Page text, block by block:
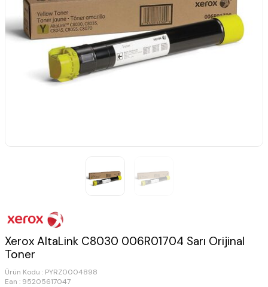
Xerox AltaLink C8030 006R01704 Sarı Orijinal
Toner
Ürün Kodu : PYRZ0004898
Ean : 95205617047